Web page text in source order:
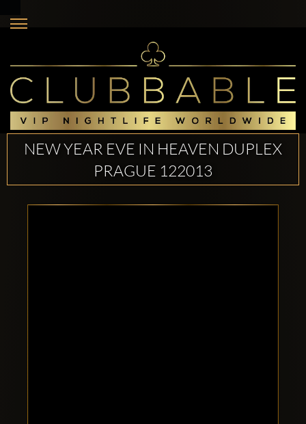
NEW YEAR EVE IN HEAVEN DUPLEX
PRAGUE 122013